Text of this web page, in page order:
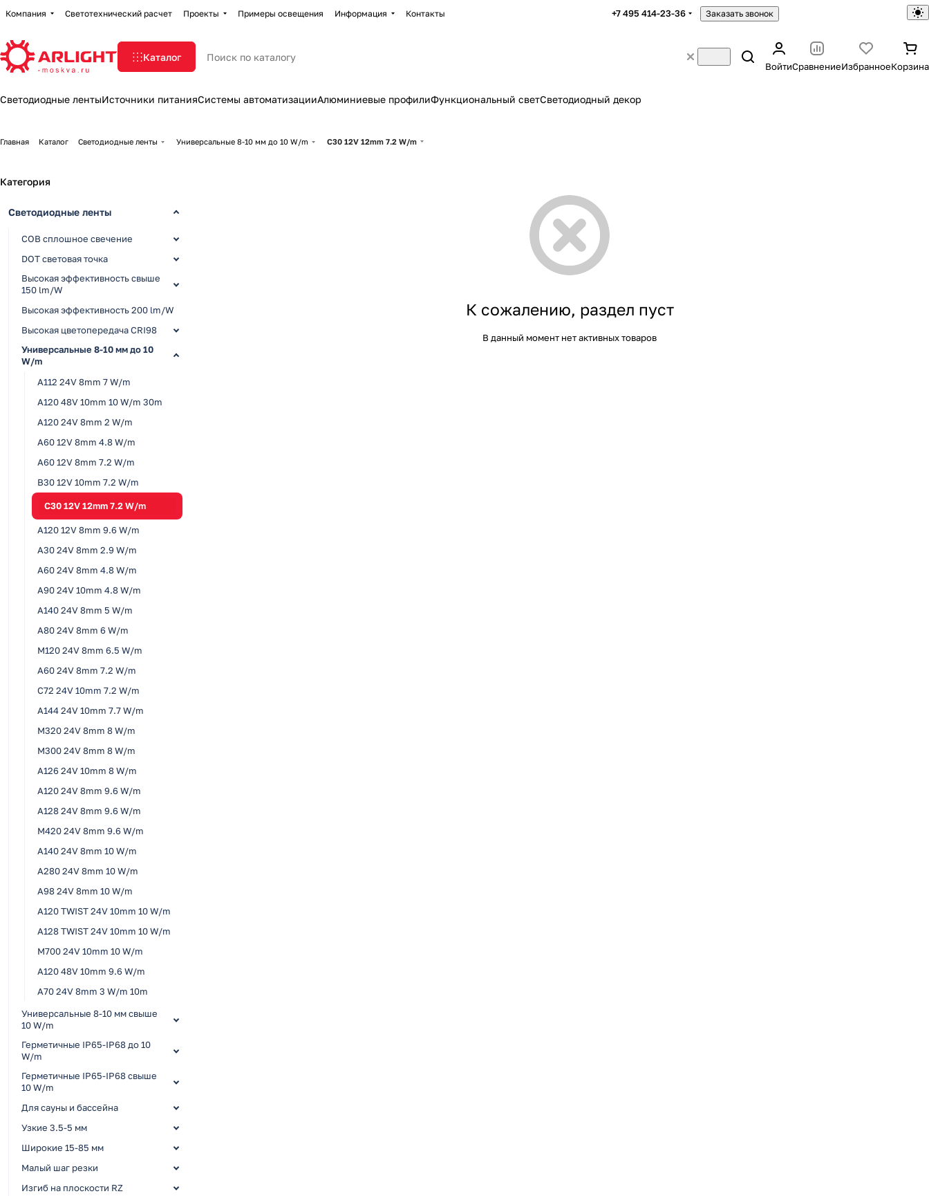
Компания Светотехнический расчет Проекты Примеры освещения Информация Контакты +7 495 414-23-36 Заказать звонок
Каталог
ВойтиСравнениеИзбранноеКорзина
Светодиодные лентыИсточники питанияСистемы автоматизацииАлюминиевые профилиФункциональный светСветодиодный декор
Главная Каталог Светодиодные ленты Универсальные 8-10 мм до 10 W/m C30 12V 12mm 7.2 W/m
К сожалению, раздел пуст
В данный момент нет активных товаров
Категория
Светодиодные ленты
COB сплошное свечение
DOT световая точка
Высокая эффективность свыше
150 lm/W
Высокая эффективность 200 lm/W
Высокая цветопередача CRI98
Универсальные 8-10 мм до 10
W/m
A112 24V 8mm 7 W/m
A120 48V 10mm 10 W/m 30m
A120 24V 8mm 2 W/m
A60 12V 8mm 4.8 W/m
A60 12V 8mm 7.2 W/m
B30 12V 10mm 7.2 W/m
C30 12V 12mm 7.2 W/m
A120 12V 8mm 9.6 W/m
A30 24V 8mm 2.9 W/m
A60 24V 8mm 4.8 W/m
A90 24V 10mm 4.8 W/m
A140 24V 8mm 5 W/m
A80 24V 8mm 6 W/m
M120 24V 8mm 6.5 W/m
A60 24V 8mm 7.2 W/m
C72 24V 10mm 7.2 W/m
A144 24V 10mm 7.7 W/m
M320 24V 8mm 8 W/m
M300 24V 8mm 8 W/m
A126 24V 10mm 8 W/m
A120 24V 8mm 9.6 W/m
A128 24V 8mm 9.6 W/m
M420 24V 8mm 9.6 W/m
A140 24V 8mm 10 W/m
A280 24V 8mm 10 W/m
A98 24V 8mm 10 W/m
A120 TWIST 24V 10mm 10 W/m
A128 TWIST 24V 10mm 10 W/m
M700 24V 10mm 10 W/m
A120 48V 10mm 9.6 W/m
A70 24V 8mm 3 W/m 10m
Универсальные 8-10 мм свыше
10 W/m
Герметичные IP65-IP68 до 10
W/m
Герметичные IP65-IP68 свыше
10 W/m
Для сауны и бассейна
Узкие 3.5-5 мм
Широкие 15-85 мм
Малый шаг резки
Изгиб на плоскости RZ